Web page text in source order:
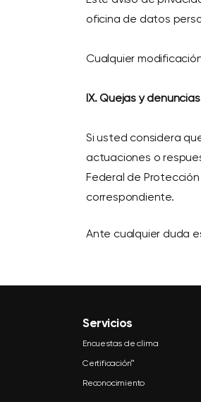
oficina de datos
Cualquier
IX. Quejas y denuncias
Si usted considera
actuaciones o
Federal de
correspondiente.
Ante cualquier duda
Servicios
Encuestas de clima
Certificación™
Reconocimiento